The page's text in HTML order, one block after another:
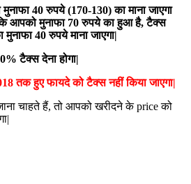
40 रुपये (170-130) का माना जाएगा
आपको मुनाफा 70 रुपये का हुआ है, टैक्स
40 रुपये माना जाएगा|
टैक्स देना होगा|
तक हुए फायदे को टैक्स नहीं किया जाएगा|
चाहते हैं, तो आपको खरीदने के price को